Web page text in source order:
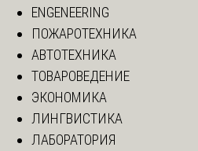
ENGENEERING
ПОЖАРОТЕХНИКА
АВТОТЕХНИКА
ТОВАРОВЕДЕНИЕ
ЭКОНОМИКА
ЛИНГВИСТИКА
ЛАБОРАТОРИЯ